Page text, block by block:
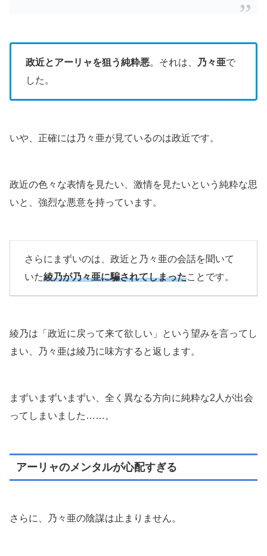
政近とアーリャを狙う純粋悪。それは、 乃々亜で
した。
いや、正確には乃々亜が見ているのは政近です。
政近の色々な表情を見たい、激情を見たいという純粋な思
いと、強烈な悪意を持っています。
さらにまずいのは、政近と乃々亜の会話を聞いて
いた綾乃が乃々亜に騙されてしまったことです。
綾乃は「政近に戻って来て欲しい」という望みを言ってし
まい、乃々亜は綾乃に味方すると返します。
まずいまずいまずい、全く異なる方向に純粋な2人が出会
ってしまいました……。
アーリャのメンタルが心配すぎる
さらに、乃々亜の陰謀は止まりません。